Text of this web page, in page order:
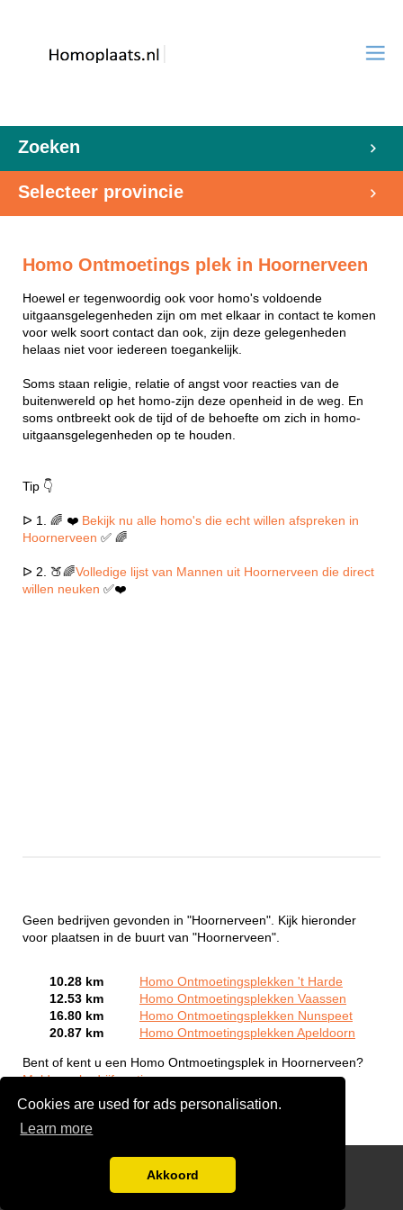
Cookies are used for ads personalisation.
Learn more
Akkoord
Zoeken
Selecteer provincie
Homo Ontmoetings plek in Hoornerveen
Hoewel er tegenwoordig ook voor homo's voldoende
uitgaansgelegenheden zijn om met elkaar in contact te komen
voor welk soort contact dan ook, zijn deze gelegenheden
helaas niet voor iedereen toegankelijk.
Soms staan religie, relatie of angst voor reacties van de
buitenwereld op het homo-zijn deze openheid in de weg. En
soms ontbreekt ook de tijd of de behoefte om zich in homo-
uitgaansgelegenheden op te houden.
Tip 👇
ᐅ 1. 🌈 ❤️ Bekijk nu alle homo's die echt willen afspreken in
Hoornerveen ✅ 🌈
ᐅ 2. 🍑🌈Volledige lijst van Mannen uit Hoornerveen die direct
willen neuken ✅❤️
Geen bedrijven gevonden in "Hoornerveen". Kijk hieronder
voor plaatsen in de buurt van "Hoornerveen".
10.28 km
Homo Ontmoetingsplekken 't Harde
12.53 km
Homo Ontmoetingsplekken Vaassen
16.80 km
Homo Ontmoetingsplekken Nunspeet
20.87 km
Homo Ontmoetingsplekken Apeldoorn
Bent of kent u een Homo Ontmoetingsplek in Hoornerveen?
Meld een bedrijf gratis aan